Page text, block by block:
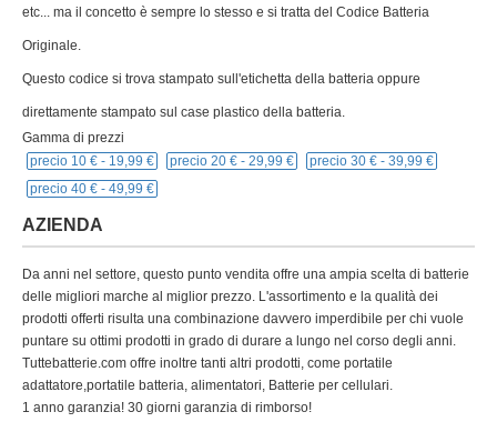
etc... ma il concetto è sempre lo stesso e si tratta del Codice Batteria
Originale.
Questo codice si trova stampato sull'etichetta della batteria oppure
direttamente stampato sul case plastico della batteria.
Gamma di prezzi
precio 10 € - 19,99 € precio 20 € - 29,99 € precio 30 € - 39,99 €
precio 40 € - 49,99 €
AZIENDA
Da anni nel settore, questo punto vendita offre una ampia scelta di batterie
delle migliori marche al miglior prezzo. L'assortimento e la qualità dei
prodotti offerti risulta una combinazione davvero imperdibile per chi vuole
puntare su ottimi prodotti in grado di durare a lungo nel corso degli anni.
Tuttebatterie.com offre inoltre tanti altri prodotti, come portatile
adattatore,portatile batteria, alimentatori, Batterie per cellulari.
1 anno garanzia! 30 giorni garanzia di rimborso!